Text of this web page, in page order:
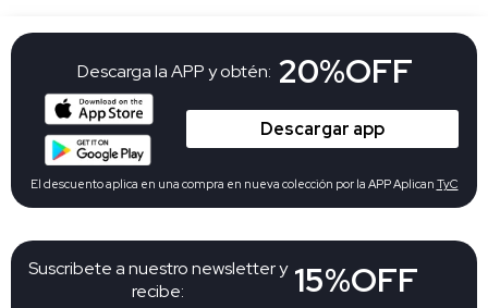
Suscribete a nuestro newsletter y
recibe:
15%OFF
Descarga la APP y obtén: 20%OFF
Descargar app
El descuento aplica en una compra en nueva colección por la APP Aplican TyC